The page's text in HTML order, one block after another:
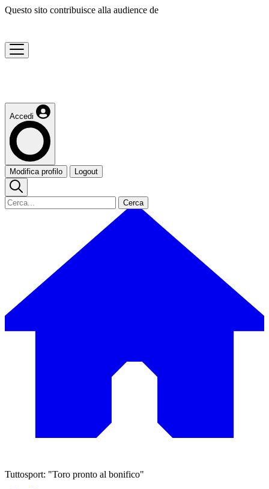
Questo sito contribuisce alla audience de
Accedi
Modifica profilo Logout
Cerca
Tuttosport: "Toro pronto al bonifico"